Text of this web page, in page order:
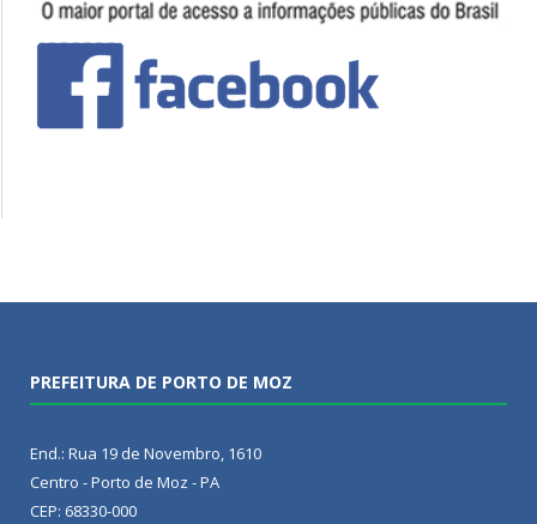
PREFEITURA DE PORTO DE MOZ
End.: Rua 19 de Novembro, 1610
Centro - Porto de Moz - PA
CEP: 68330-000